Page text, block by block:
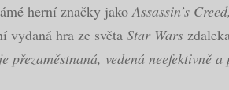
herní značky jako Assassin’s
vydaná hra ze světa Star Wars
přezaměstnaná, vedená neefektivně